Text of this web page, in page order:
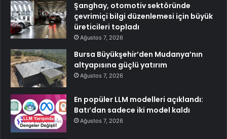
Şanghay, otomotiv sektöründe
çevrimiçi bilgi düzenlemesi için büyük
üreticileri topladı
Ağustos 7, 2026
Bursa Büyükşehir’den Mudanya’nın
altyapısına güçlü yatırım
Ağustos 7, 2026
En popüler LLM modelleri açıklandı:
Batı’dan sadece iki model kaldı
Ağustos 7, 2026